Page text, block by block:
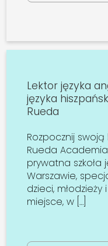
Lektor języka
języka
Rueda
Rozpocznij
Rueda
prywatna szkoła
Warszawie,
dzieci, młodzieży
miejsce, w […]